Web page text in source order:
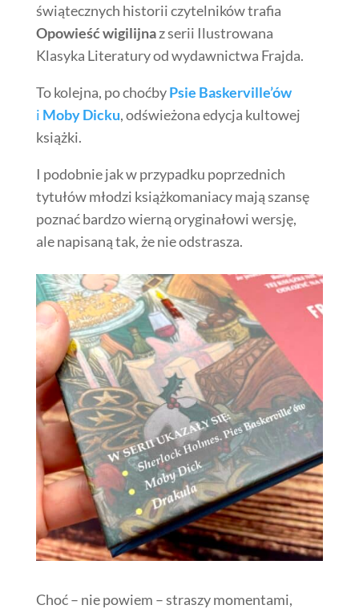
świątecznych historii czytelników trafia
Opowieść wigilijnaz serii Ilustrowana
Klasyka Literatury od wydawnictwa Frajda.
To kolejna, po choćbyPsie Baskerville’ów
i Moby Dicku, odświeżona edycja kultowej
książki.
I podobnie jak w przypadku poprzednich
tytułów młodzi książkomaniacy mają szansę
poznać bardzo wierną oryginałowi wersję,
ale napisaną tak, że nie odstrasza.
Choć – nie powiem – straszy momentami,